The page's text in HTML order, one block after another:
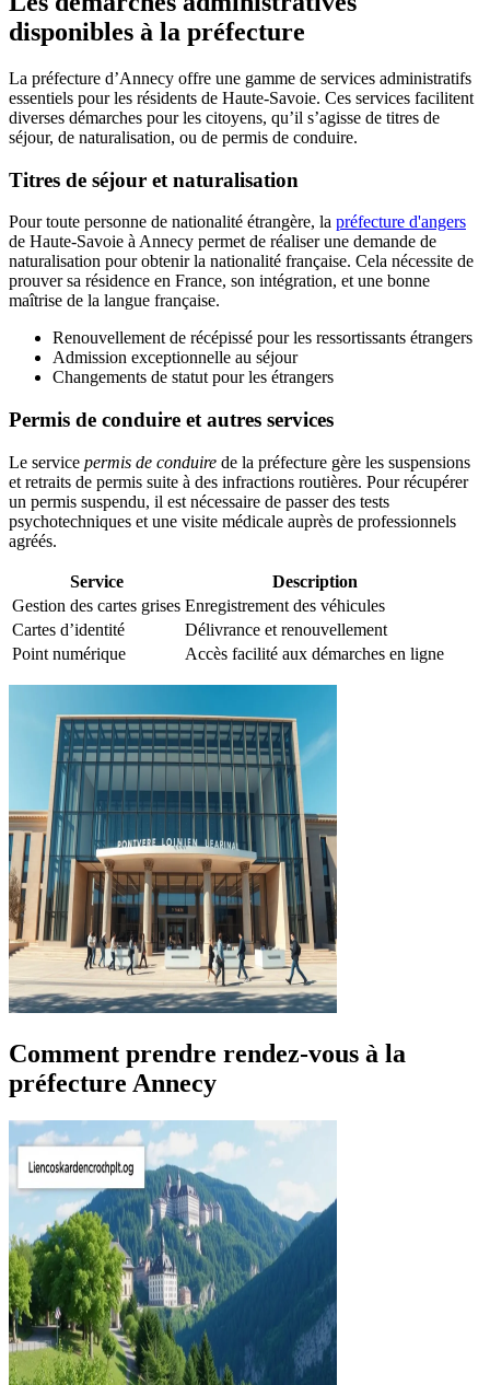
disponibles à la préfecture
La préfecture d’Annecy offre une gamme de services administratifs
essentiels pour les résidents de Haute-Savoie. Ces services facilitent
diverses démarches pour les citoyens, qu’il s’agisse de titres de
séjour, de naturalisation, ou de permis de conduire.
Titres de séjour et naturalisation
Pour toute personne de nationalité étrangère, la préfecture d'angers
de Haute-Savoie à Annecy permet de réaliser une demande de
naturalisation pour obtenir la nationalité française. Cela nécessite de
prouver sa résidence en France, son intégration, et une bonne
maîtrise de la langue française.
Renouvellement de récépissé pour les ressortissants étrangers
Admission exceptionnelle au séjour
Changements de statut pour les étrangers
Permis de conduire et autres services
Le service permis de conduire de la préfecture gère les suspensions
et retraits de permis suite à des infractions routières. Pour récupérer
un permis suspendu, il est nécessaire de passer des tests
psychotechniques et une visite médicale auprès de professionnels
agréés.
Service
Description
Gestion des cartes grises Enregistrement des véhicules
Cartes d’identité
Délivrance et renouvellement
Point numérique
Accès facilité aux démarches en ligne
Comment prendre rendez-vous à la
préfecture Annecy